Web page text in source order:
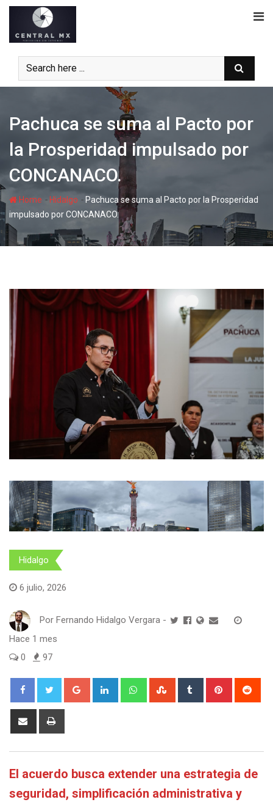
Skip
content
Pachuca se suma al Pacto por
la Prosperidad impulsado por
CONCANACO.
Home - Hidalgo - Pachuca se suma al Pacto por la Prosperidad
impulsado por CONCANACO.
Hidalgo
6 julio, 2026
Por Fernando Hidalgo Vergara -
Hace 1 mes
0
97
Google+ LinkedIn WhatsappStumbleUpon
Tumblr Pinterest
Share
El acuerdo busca extender una estrategia de
seguridad, simplificación administrativa y